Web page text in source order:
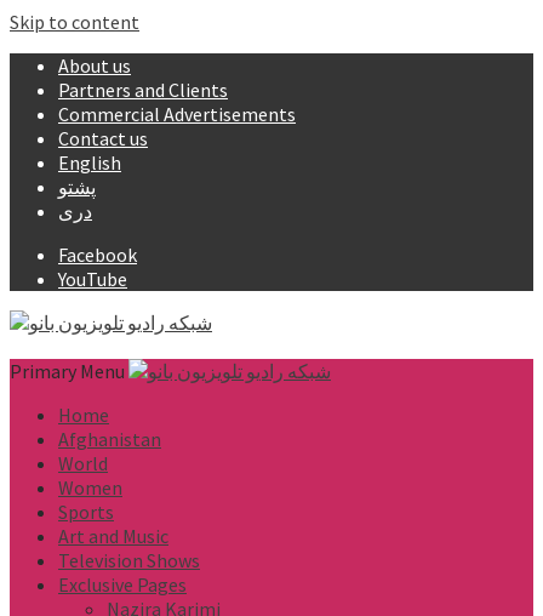
Skip to content
About us
Partners and Clients
Commercial Advertisements
Contact us
English
پشتو
دری
Facebook
YouTube
Primary Menu
Home
Afghanistan
World
Women
Sports
Art and Music
Television Shows
Exclusive Pages
Nazira Karimi